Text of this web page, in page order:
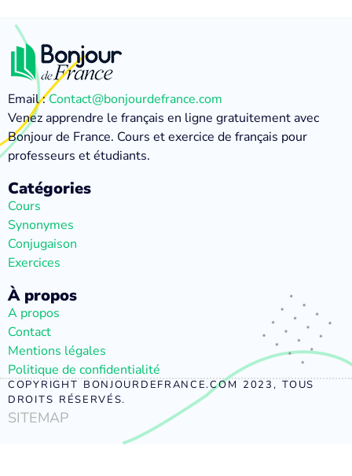
Email :Contact@bonjourdefrance.com
Venez apprendre le français en ligne gratuitement avec
Bonjour de France. Cours et exercice de français pour
professeurs et étudiants.
Catégories
Cours
Synonymes
Conjugaison
Exercices
À propos
A propos
Contact
Mentions légales
Politique de confidentialité
COPYRIGHT BONJOURDEFRANCE.COM 2023, TOUS
DROITS RÉSERVÉS.
SITEMAP